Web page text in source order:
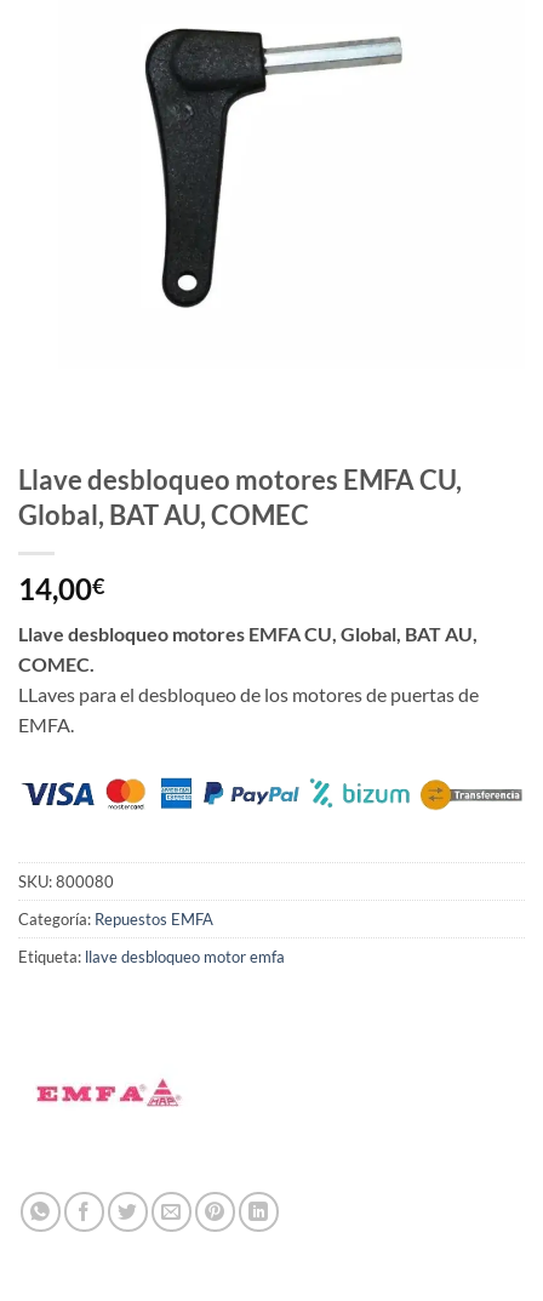
Llave desbloqueo motores EMFA CU,
Global, BAT AU, COMEC
14,00€
Llave desbloqueo motores EMFA CU, Global, BAT AU,
COMEC.
LLaves para el desbloqueo de los motores de puertas de
EMFA.
SKU:800080
Categoría: Repuestos EMFA
Etiqueta: llave desbloqueo motor emfa